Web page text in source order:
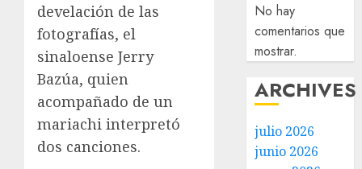
develación de las
fotografías, el
sinaloense Jerry
Bazúa, quien
acompañado de un
mariachi interpretó
dos canciones.
No hay
comentarios que
mostrar.
ARCHIVES
julio 2026
junio 2026